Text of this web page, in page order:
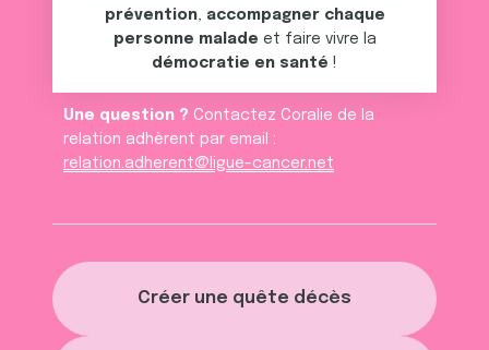
Créer une quête décès
prévention,
accompagner chaque
personne malade et faire vivre la
démocratie en santé !
Une question ? Contactez Coralie de la
relation adhèrent par email :
relation.adherent@ligue-cancer.net